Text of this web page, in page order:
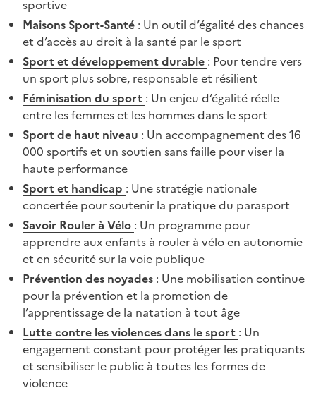
sportive
Maisons Sport-Santé : Un outil d’égalité des chances
et d’accès au droit à la santé par le sport
Sport et développement durable : Pour tendre vers
un sport plus sobre, responsable et résilient
Féminisation du sport : Un enjeu d’égalité réelle
entre les femmes et les hommes dans le sport
Sport de haut niveau : Un accompagnement des 16
000 sportifs et un soutien sans faille pour viser la
haute performance
Sport et handicap : Une stratégie nationale
concertée pour soutenir la pratique du parasport
Savoir Rouler à Vélo : Un programme pour
apprendre aux enfants à rouler à vélo en autonomie
et en sécurité sur la voie publique
Prévention des noyades : Une mobilisation continue
pour la prévention et la promotion de
l’apprentissage de la natation à tout âge
Lutte contre les violences dans le sport : Un
engagement constant pour protéger les pratiquants
et sensibiliser le public à toutes les formes de
violence